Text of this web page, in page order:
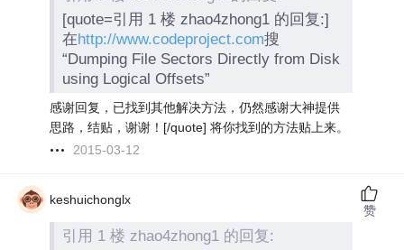
[quote=引用 1 楼 zhao4zhong1 的回复:]
在http://www.codeproject.com搜
“Dumping File Sectors Directly from Disk
using Logical Offsets”
感谢回复，已找到其他解决方法，仍然感谢大神提供
思路，结贴，谢谢！[/quote] 将你找到的方法贴上来。
2015-03-12
keshuichonglx
引用 1 楼 zhao4zhong1 的回复:
赞